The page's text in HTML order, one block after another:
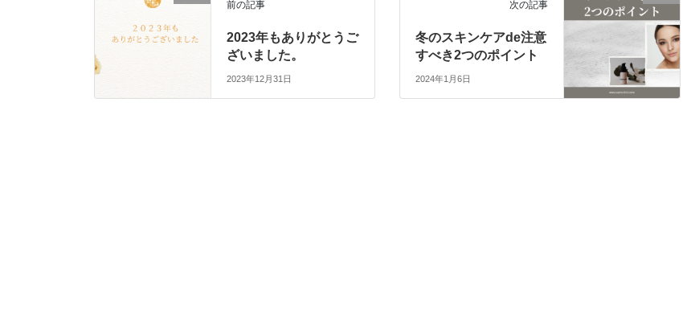
前の記事
2023年もありがとうご
ざいました。
2023年12月31日
次の記事
冬のスキンケアde注意
すべき2つのポイント
2024年1月6日